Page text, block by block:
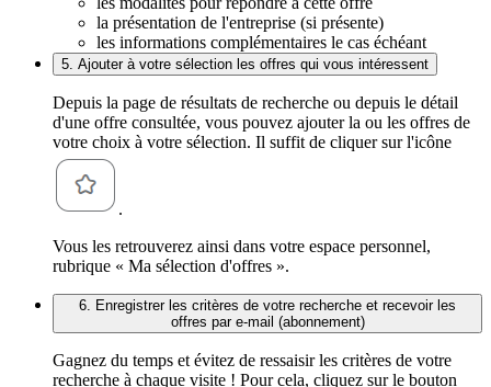
la présentation de l'entreprise (si présente)
les informations complémentaires le cas échéant
5. Ajouter à votre sélection les offres qui vous intéressent
Depuis la page de résultats de recherche ou depuis le détail
d'une offre consultée, vous pouvez ajouter la ou les offres de
votre choix à votre sélection. Il suffit de cliquer sur l'icône
.
Vous les retrouverez ainsi dans votre espace personnel,
rubrique « Ma sélection d'offres ».
6. Enregistrer les critères de votre recherche et recevoir les
offres par e-mail (abonnement)
Gagnez du temps et évitez de ressaisir les critères de votre
recherche à chaque visite ! Pour cela, cliquez sur le bouton